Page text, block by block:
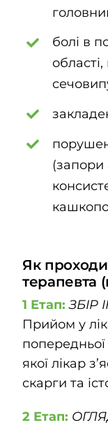
болі в
(запори
Як
терапевта
1 Етап: ЗБІР
Прийом у
попередньої
якої лікар
скарги та
2 Етап: